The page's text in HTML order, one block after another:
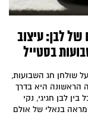
של לבן: עיצוב
בסטייל
שולחן חג השבועות,
הראשונה היא בדרך
בין לבן חגיגי, נקי
מראה בנאלי של אולם